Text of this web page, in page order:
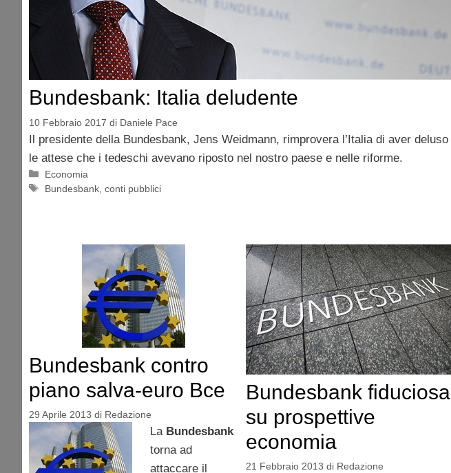
Bundesbank: Italia deludente
10 Febbraio 2017 di Daniele Pace
Il presidente della Bundesbank, Jens Weidmann, rimprovera l’Italia di aver deluso
le attese che i tedeschi avevano riposto nel nostro paese e nelle riforme.
Categorie
Economia
Tag
Bundesbank ,conti pubblici
Bundesbank contro
piano salva-euro Bce
29 Aprile 2013 di Redazione
La Bundesbank
torna ad
attaccare il
Bundesbank fiduciosa
su prospettive
economia
21 Febbraio 2013 di Redazione